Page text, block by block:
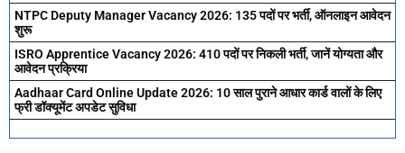
NTPC Deputy Manager Vacancy 2026: 135 पदों पर भर्ती, ऑनलाइन आवेदन
शुरू
ISRO Apprentice Vacancy 2026: 410 पदों पर निकली भर्ती, जानें योग्यता और
आवेदन प्रक्रिया
Aadhaar Card Online Update 2026: 10 साल पुराने आधार कार्ड वालों के लिए
फ्री डॉक्यूमेंट अपडेट सुविधा